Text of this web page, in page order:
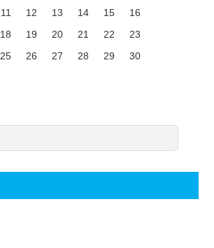
11 12 13 14 15
16
18 19 20 21 22
23
25 26 27 28 29
30